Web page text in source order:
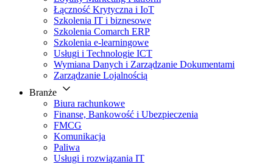
Łączność Krytyczna i IoT
Szkolenia IT i biznesowe
Szkolenia Comarch ERP
Szkolenia e-learningowe
Usługi i Technologie ICT
Wymiana Danych i Zarządzanie Dokumentami
Zarządzanie Lojalnością
Branże
Biura rachunkowe
Finanse, Bankowość i Ubezpieczenia
FMCG
Komunikacja
Paliwa
Usługi i rozwiązania IT